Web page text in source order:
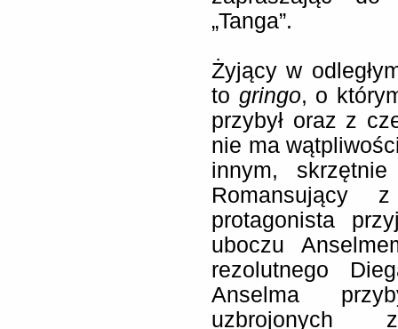
„Tanga”.
Żyjący w
to gringo, o
przybył oraz z
nie ma
innym,
Romansujący
protagonista
uboczu
rezolutnego
Anselma